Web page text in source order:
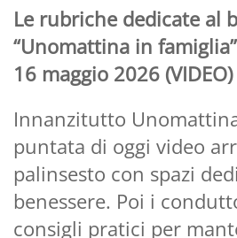
Le rubriche dedicate al
“Unomattina in
16 maggio 2026 (VIDEO)
Innanzitutto
puntata di oggi video
palinsesto con spazi
benessere. Poi i
consigli pratici per